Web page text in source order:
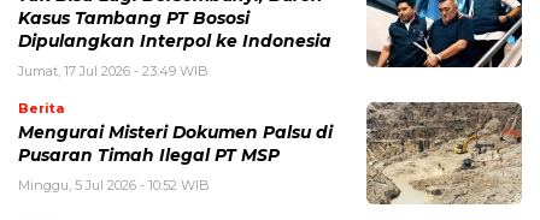
Kasus Tambang PT Bososi
Dipulangkan Interpol ke Indonesia
Jumat, 17 Jul 2026 - 23:49 WIB
Berita
Mengurai Misteri Dokumen Palsu di
Pusaran Timah Ilegal PT MSP
Minggu, 5 Jul 2026 - 10:52 WIB